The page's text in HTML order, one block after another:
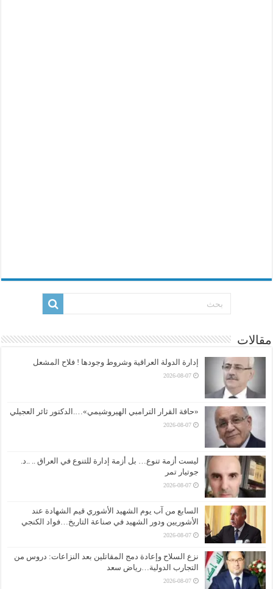
مقالات
إدارة الدولة العراقية وشروط وجودها ! فلاح المشعل
2026-08-07
«حافة القرار الترامبي الهيروشيمي»….الدكتور ثائر العجيلي
2026-08-07
ليست أزمة تنوع… بل أزمة إدارة للتنوع في العراق .. ..د.
جوتيار تمر
2026-08-07
السابع من آب يوم الشهيد الأشوري قيم الشهادة عند
الأشوريين ودور الشهيد في صناعة التاريخ…فواد الكنجي
2026-08-07
نزع السلاح وإعادة دمج المقاتلين بعد النزاعات: دروس من
التجارب الدولية…رياض سعد
2026-08-07